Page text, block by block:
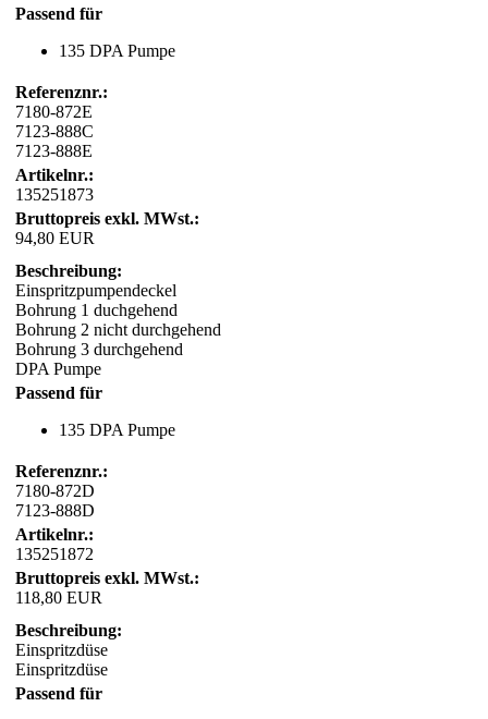
Passend für
135 DPA Pumpe
Referenznr.:
7180-872E
7123-888C
7123-888E
Artikelnr.:
135251873
Bruttopreis exkl. MWst.:
94,80 EUR
Beschreibung:
Einspritzpumpendeckel
Bohrung 1 duchgehend
Bohrung 2 nicht durchgehend
Bohrung 3 durchgehend
DPA Pumpe
Passend für
135 DPA Pumpe
Referenznr.:
7180-872D
7123-888D
Artikelnr.:
135251872
Bruttopreis exkl. MWst.:
118,80 EUR
Beschreibung:
Einspritzdüse
Einspritzdüse
Passend für